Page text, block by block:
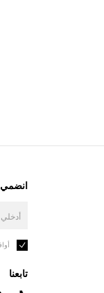
انضمي
تابعنا